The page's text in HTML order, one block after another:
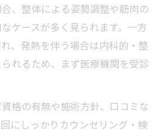
、整体による姿勢調整や筋肉の
ケースが多く見られます。一方
、発熱を伴う場合は内科的・整
れるため、まず医療機関を受診
格の有無や施術方針、口コミな
にしっかりカウンセリング・検